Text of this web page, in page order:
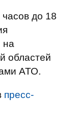
до 18
на
областей
АТО.
пресс-